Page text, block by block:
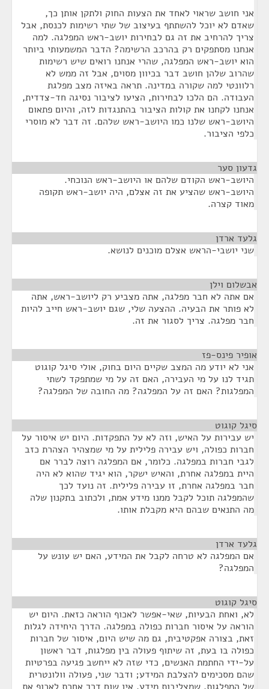
אני חושב שראוי לאחד את הצעות החוק ולתקן אותן כך,
שאדם לא יוכל להשתתף בעיצוב של שתי רשימות לכנסת, אבל
צריך להרחיב את זה גם לבחירות יושב-ראש המפלגה. למה
אנחנו מסתפקים רק בהרכב הרשימה? הדבר המשמעותי ביותר
הוא יושב-ראש המפלגה, שהרי אנחנו רואים שיש רשימות
שהרוב שלהן חושב דבר בכיוון מסוים, אבל זה ממש לא
רלוונטי למה שקורה במדינה. תראה באיזה מצב מפלגת
העבודה. הם הלכו לבחירות, הציעו לציבור נסיגה חד-צדדית,
אנחנו לקחנו את קולות הציבור בהתנגדות לזה, והיום פתאום
היושב-ראש שלנו כמו היושב-ראש שלהם. זה דבר לא מוסרי
כלפי הציבור.
גדעון סער
היושב-ראש הקודם שלהם או היושב-ראש הנוכחי.
היושב-ראש שהציע את זה אצלם, היה יושב-ראש תקופה
מאוד קצרה.
גלעד ארדן
שני יושבי-הראש אצלם מוכנים לנושא.
אבשלום וילן
אם אתה לא חבר מפלגה, אתה מצביע רק ליושב-ראש, אתה
לא פותר את הבעיה. ההצעה שלי, שגם יושב-ראש חייב להיות
חבר מפלגה. צריך לסגור את זה.
אופיר פינס-פז
אני לא יודע מה המצב שקיים היום בחוק, אולי סיגל קוגוט
תגיד לנו על מי העבירה, האם זה על מי שמתפקד לשתי
המפלגות? האם זה על המפלגה? מה החובה של המפלגה?
סיגל קוגוט
יש עבירות על האיש, וזה לא על התפקדות. היום יש איסור על
חברות כפולה, ויש עבירה פלילית על מי שמצהיר הצהרת כזב
לגבי חברות במפלגה. כלומר, אם המפלגה רוצה לברר אם
היית במפלגה אחרת, והאיש ישקר, הוא יגיד שהוא לא היה
חבר במפלגה אחרת, זו עבירה פלילית. זה נועד לכך
שהמפלגה תוכל לקבל ממנו מידע אמת, ולכתוב בתקנון שלה
מה התנאים שבהם היא מקבלת אותו.
גלעד ארדן
אם המפלגה לא טרחה לקבל את המידע, האם יש עונש על
המפלגה?
סיגל קוגוט
לא, ואחת הבעיות, שאי-אפשר לאכוף הוראה כזאת. היום יש
הוראה על איסור חברות כפולה במפלגה. הדרך היחידה לגלות
זאת, בצורה אפקטיבית, גם מה שיש היום, איסור של חברות
כפולה בו בעת, זה שיתוף פעולה בין מפלגות, דבר ראשון
על-ידי החתמת האנשים, כדי שזה לא ייחשב פגיעה בפרטיות
שהם מסכימים להצלבת המידע; ודבר שני, פעולה וולונטרית